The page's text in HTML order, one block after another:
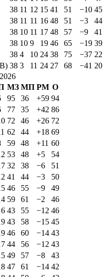
38 11 12 15 41 51 −10 45
38 11 11 16 48 51 −3
44
38 10 11 17 48 57 −9
41
38 10 9 19 46 65 −19 39
38 4 10 24 38 75 −37 22
38 3 11 24 27 68 −41 20
МЗ МП РМ О
95 36 +59 94
77 35 +42 86
72 46 +26 72
62 44 +18 69
59 48 +11 60
53 48 +5
54
32 38 −6
51
41 44 −3
50
46 55 −9
49
59 61 −2
46
43 55 −12 46
43 58 −15 45
46 60 −14 43
44 56 −12 43
49 57 −8
43
47 61 −14 42